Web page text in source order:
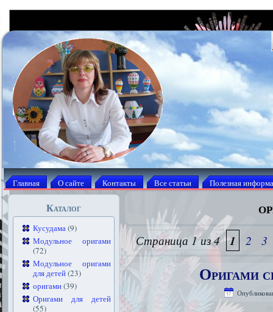
Главная О сайте Контакты Все статьи Полезная
Каталог
Кусудама(9)
Модульное оригами
(72)
Модульное оригами
для детей(23)
оригами(39)
Оригами для детей
(55)
Страница 1 из 4 1 2 3
Оригами